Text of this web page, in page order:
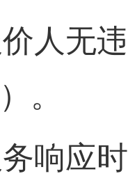
价人无
。
务响应